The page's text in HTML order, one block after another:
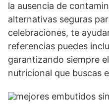
la ausencia de
alternativas seguras
celebraciones, te
referencias puedes
garantizando siempre
nutricional que buscas